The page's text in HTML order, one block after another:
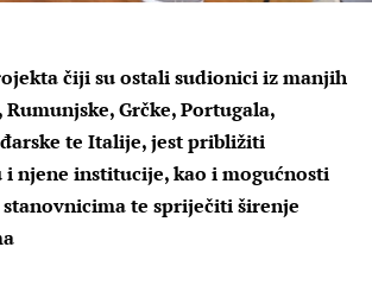
čiji su ostali sudionici iz manjih
Grčke, Portugala,
te Italije, jest približiti
njene institucije, kao i mogućnosti
te spriječiti širenje